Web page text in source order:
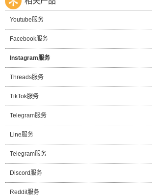
Youtube服务
Facebook服务
Instagram服务
Threads服务
TikTok服务
Telegram服务
Line服务
Telegram服务
Discord服务
Reddit服务